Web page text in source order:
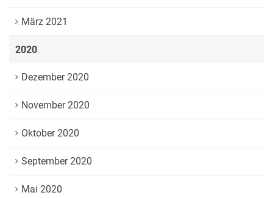
März 2021
2020
Dezember 2020
November 2020
Oktober 2020
September 2020
Mai 2020